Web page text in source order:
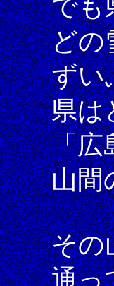
でも
どの
ずい
県は
「広
山間
その
通っ